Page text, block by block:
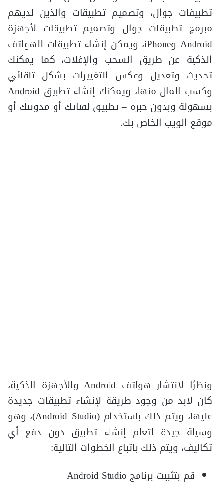
تطبيقات جوال، وتصميم تطبيقات والذين لديهم
مبرمج تطبيقات جوال وتصميم تطبيقات لأجهزة
Android وiPhone، ويمكن إنشاء تطبيقات للهواتف
الذكية عن طريق السحب والإفلات، كما يمكنك
تحديث وتعديل وعكس التغييرات بشكل تلقائي
وكسب المال منها، ويمكنك إنشاء تطبيق Android
بسهولة وبدون خبرة – تطبيق لقناتك أو مدونتك أو
موقع الويب الخاص بك.
ونظرًا لانتشار هواتف Android والأجهزة الذكية،
كان لابد من وجود طريقة لإنشاء تطبيقات جديدة
عليها، ويتم ذلك باستخدام (Android Studio)، وهو
وسيلة جيدة لتعلم إنشاء تطبيق دون دفع أي
تكاليف، ويتم ذلك باتباع الخطوات التالية:
قم بتثبيت برنامج Android Studio